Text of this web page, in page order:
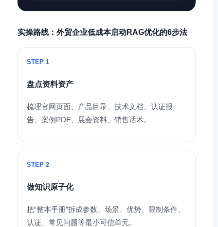
实操路线：外贸企业低成本启动RAG优化的6步法
STEP 1
盘点资料资产
梳理官网页面、产品目录、技术文档、认证报
告、案例PDF、展会资料、销售话术。
STEP 2
做知识原子化
把“整本手册”拆成参数、场景、优势、限制条件、
认证、常见问题等最小可信单元。